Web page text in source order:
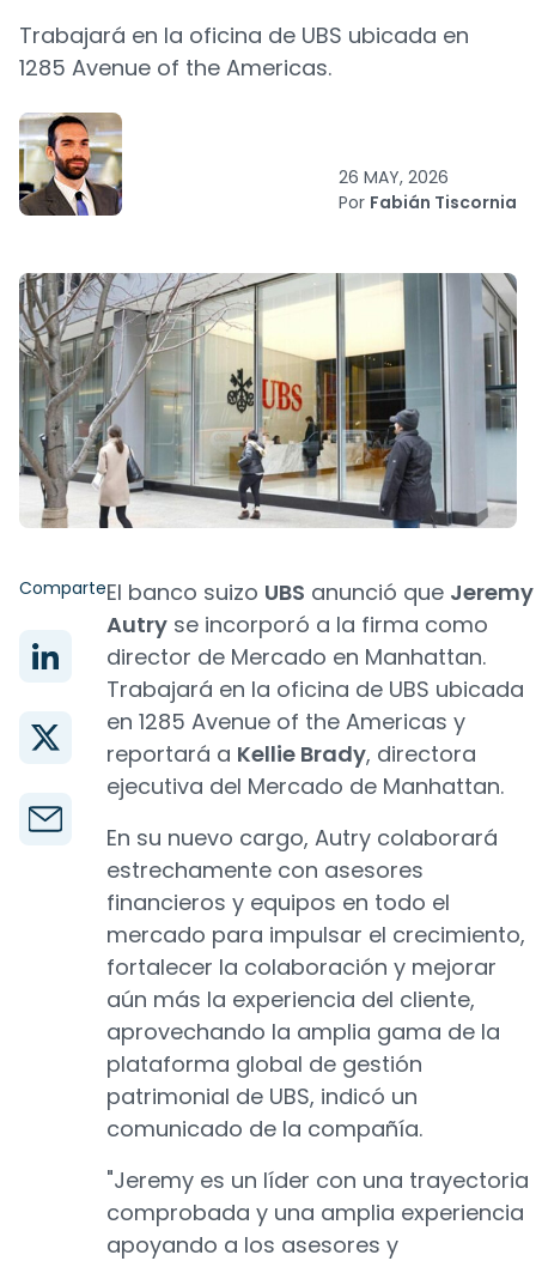
Trabajará en la oficina de UBS ubicada en
1285 Avenue of the Americas.
26 MAY, 2026
Por Fabián Tiscornia
ComparteEl banco suizo UBS anunció que Jeremy
Autry se incorporó a la firma como
director de Mercado en Manhattan.
Trabajará en la oficina de UBS ubicada
en 1285 Avenue of the Americas y
reportará a Kellie Brady, directora
ejecutiva del Mercado de Manhattan.
En su nuevo cargo, Autry colaborará
estrechamente con asesores
financieros y equipos en todo el
mercado para impulsar el crecimiento,
fortalecer la colaboración y mejorar
aún más la experiencia del cliente,
aprovechando la amplia gama de la
plataforma global de gestión
patrimonial de UBS, indicó un
comunicado de la compañía.
"Jeremy es un líder con una trayectoria
comprobada y una amplia experiencia
apoyando a los asesores y